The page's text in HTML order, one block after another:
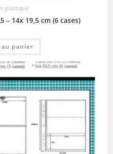
plastique
– 14x 19,5 cm (6 cases)
panier